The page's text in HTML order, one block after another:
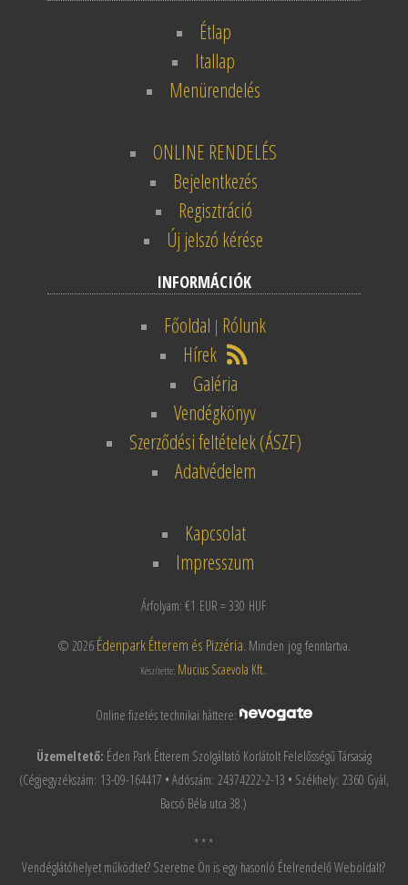
Étlap
Itallap
Menürendelés
ONLINE RENDELÉS
Bejelentkezés
Regisztráció
Új jelszó kérése
INFORMÁCIÓK
Főoldal | Rólunk
Hírek
Galéria
Vendégkönyv
Szerződési feltételek (ÁSZF)
Adatvédelem
Kapcsolat
Impresszum
Árfolyam: €1 EUR = 330 HUF
© 2026 Édenpark Étterem és Pizzéria. Minden jog fenntartva.
Készítette: Mucius Scaevola Kft.
Online fizetés technikai háttere:
Üzemeltető: Éden Park Étterem Szolgáltató Korlátolt Felelősségű Társaság
(Cégjegyzékszám: 13-09-164417 • Adószám: 24374222-2-13 • Székhely: 2360 Gyál,
Bacsó Béla utca 38.)
* * *
Vendéglátóhelyet működtet? Szeretne Ön is egy hasonló Ételrendelő Weboldalt?